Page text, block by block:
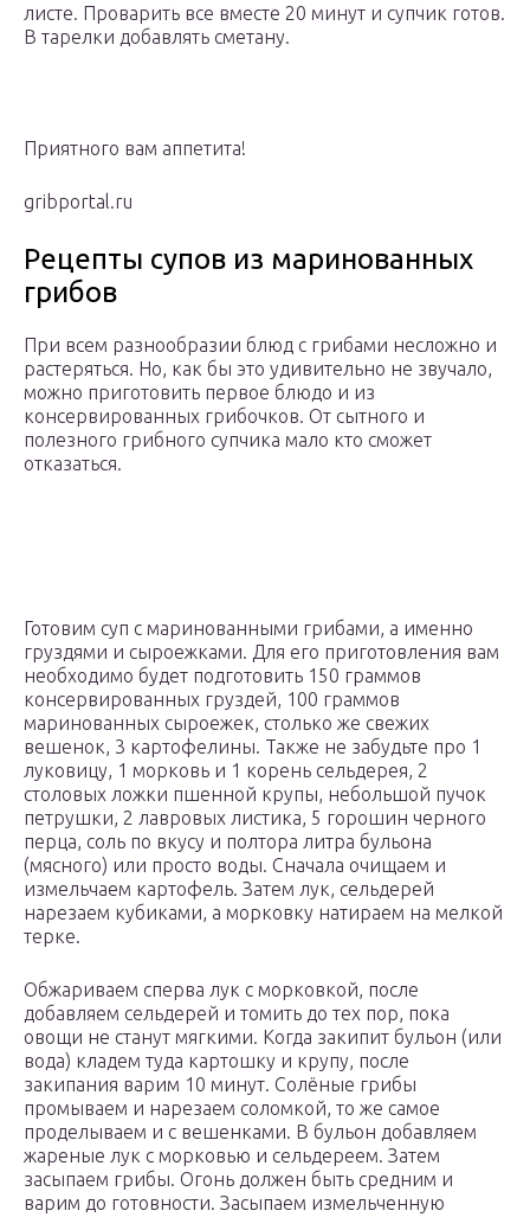
листе. Проварить все вместе 20 минут и супчик готов.
В тарелки добавлять сметану.
Приятного вам аппетита!
gribportal.ru
Рецепты супов из маринованных
грибов
При всем разнообразии блюд с грибами несложно и
растеряться. Но, как бы это удивительно не звучало,
можно приготовить первое блюдо и из
консервированных грибочков. От сытного и
полезного грибного супчика мало кто сможет
отказаться.
Готовим суп с маринованными грибами, а именно
груздями и сыроежками. Для его приготовления вам
необходимо будет подготовить 150 граммов
консервированных груздей, 100 граммов
маринованных сыроежек, столько же свежих
вешенок, 3 картофелины. Также не забудьте про 1
луковицу, 1 морковь и 1 корень сельдерея, 2
столовых ложки пшенной крупы, небольшой пучок
петрушки, 2 лавровых листика, 5 горошин черного
перца, соль по вкусу и полтора литра бульона
(мясного) или просто воды. Сначала очищаем и
измельчаем картофель. Затем лук, сельдерей
нарезаем кубиками, а морковку натираем на мелкой
терке.
Обжариваем сперва лук с морковкой, после
добавляем сельдерей и томить до тех пор, пока
овощи не станут мягкими. Когда закипит бульон (или
вода) кладем туда картошку и крупу, после
закипания варим 10 минут. Солёные грибы
промываем и нарезаем соломкой, то же самое
проделываем и с вешенками. В бульон добавляем
жареные лук с морковью и сельдереем. Затем
засыпаем грибы. Огонь должен быть средним и
варим до готовности. Засыпаем измельченную